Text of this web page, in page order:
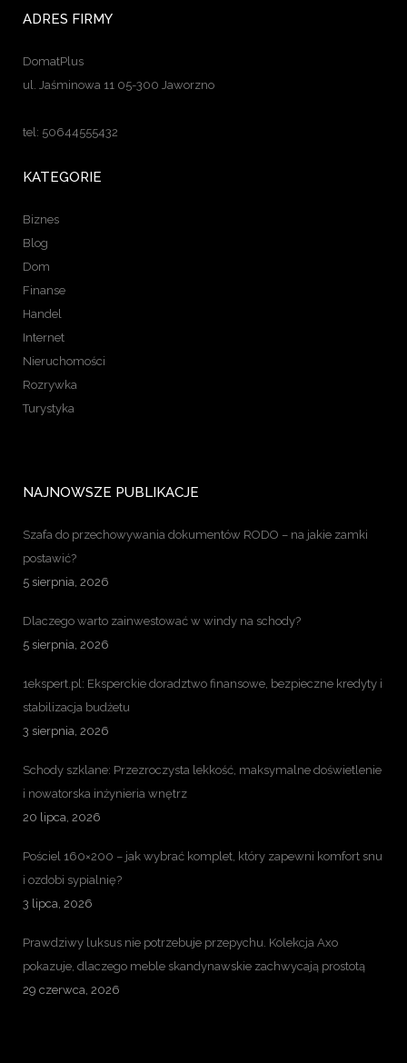
ADRES FIRMY
DomatPlus
ul. Jaśminowa 11 05-300 Jaworzno
tel: 50644555432
KATEGORIE
Biznes
Blog
Dom
Finanse
Handel
Internet
Nieruchomości
Rozrywka
Turystyka
NAJNOWSZE PUBLIKACJE
Szafa do przechowywania dokumentów RODO – na jakie zamki
postawić?
5 sierpnia, 2026
Dlaczego warto zainwestować w windy na schody?
5 sierpnia, 2026
1ekspert.pl: Eksperckie doradztwo finansowe, bezpieczne kredyty i
stabilizacja budżetu
3 sierpnia, 2026
Schody szklane: Przezroczysta lekkość, maksymalne doświetlenie
i nowatorska inżynieria wnętrz
20 lipca, 2026
Pościel 160×200 – jak wybrać komplet, który zapewni komfort snu
i ozdobi sypialnię?
3 lipca, 2026
Prawdziwy luksus nie potrzebuje przepychu. Kolekcja Axo
pokazuje, dlaczego meble skandynawskie zachwycają prostotą
29 czerwca, 2026